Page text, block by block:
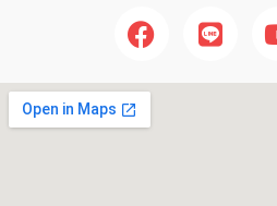
F
a
c
e
b
L
i
n